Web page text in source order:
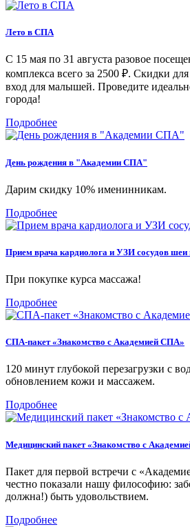
Лето в СПА
С 15 мая по 31 августа разовое
комплекса всего за 2500 ₽. Скидки
вход для малышей. Проведите
города!
Подробнее
День рождения в "Академии СПА"
Дарим скидку 10% именинникам.
Подробнее
Прием врача кардиолога и УЗИ сосудов шеи
При покупке курса массажа!
Подробнее
СПА-пакет «Знакомство с Академией СПА»
120 минут глубокой перезагрузки с
обновлением кожи и массажем.
Подробнее
Медицинский пакет «Знакомство с
Пакет для первой встречи с
честно показали нашу философию:
должна!) быть удовольствием.
Подробнее